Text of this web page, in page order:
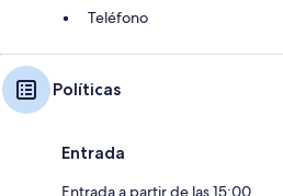
Teléfono
Políticas
Entrada
Entrada a partir de las 15:00